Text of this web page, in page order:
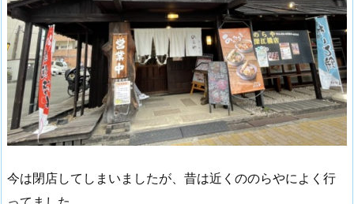
今は閉店してしまいましたが、昔は近くののらやによく行